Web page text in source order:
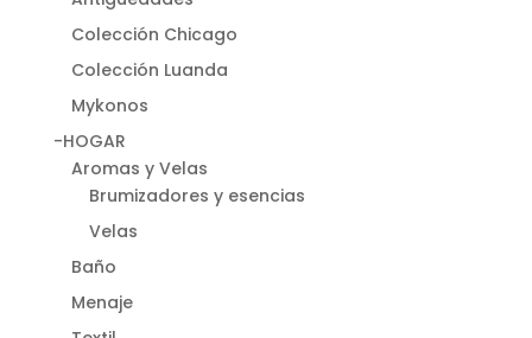
Colección Chicago
Colección Luanda
Mykonos
-HOGAR
Aromas y Velas
Brumizadores y esencias
Velas
Baño
Menaje